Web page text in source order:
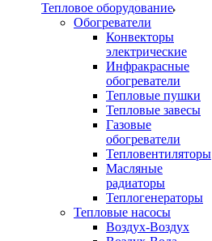
Тепловое оборудование
Обогреватели
Конвекторы
электрические
Инфракрасные
обогреватели
Тепловые пушки
Тепловые завесы
Газовые
обогреватели
Тепловентиляторы
Масляные
радиаторы
Теплогенераторы
Тепловые насосы
Воздух-Воздух